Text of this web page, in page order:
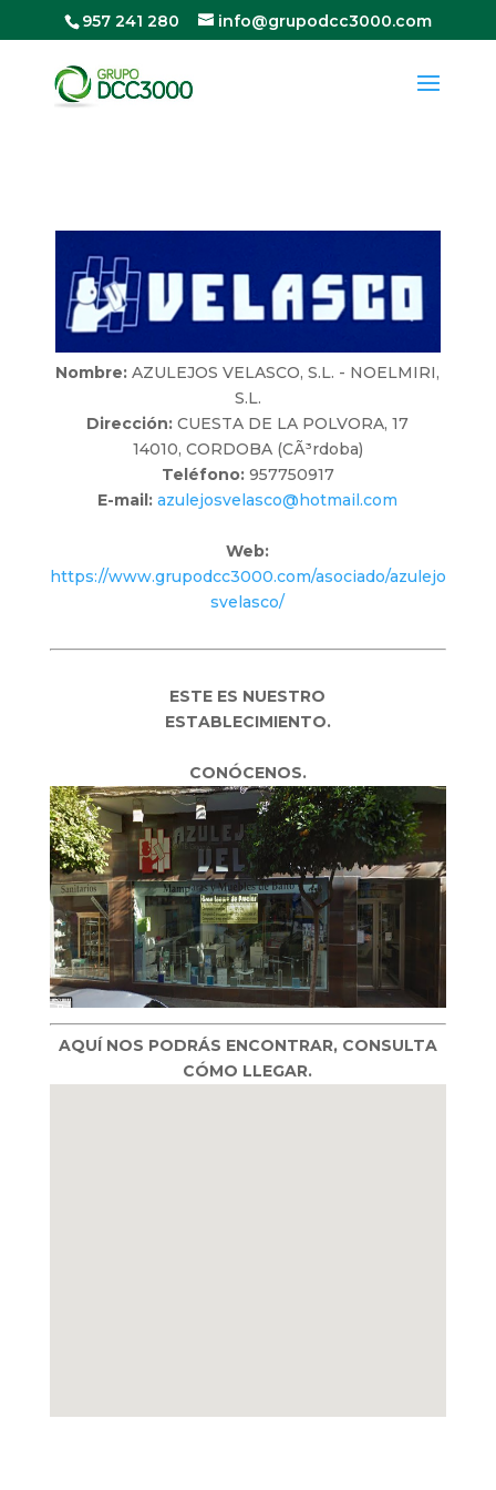
957 241 280 info@grupodcc3000.com
Nombre: AZULEJOS VELASCO, S.L. - NOELMIRI,
S.L.
Dirección:CUESTA DE LA POLVORA, 17
14010, CORDOBA (CÃ³rdoba)
Teléfono: 957750917
E-mail:azulejosvelasco@hotmail.com
Web:
https://www.grupodcc3000.com/asociado/azulejo
svelasco/
ESTE ES NUESTRO
ESTABLECIMIENTO.
CONÓCENOS.
AQUÍ NOS PODRÁS ENCONTRAR, CONSULTA
CÓMO LLEGAR.